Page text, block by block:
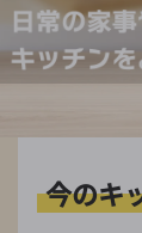
今のキ